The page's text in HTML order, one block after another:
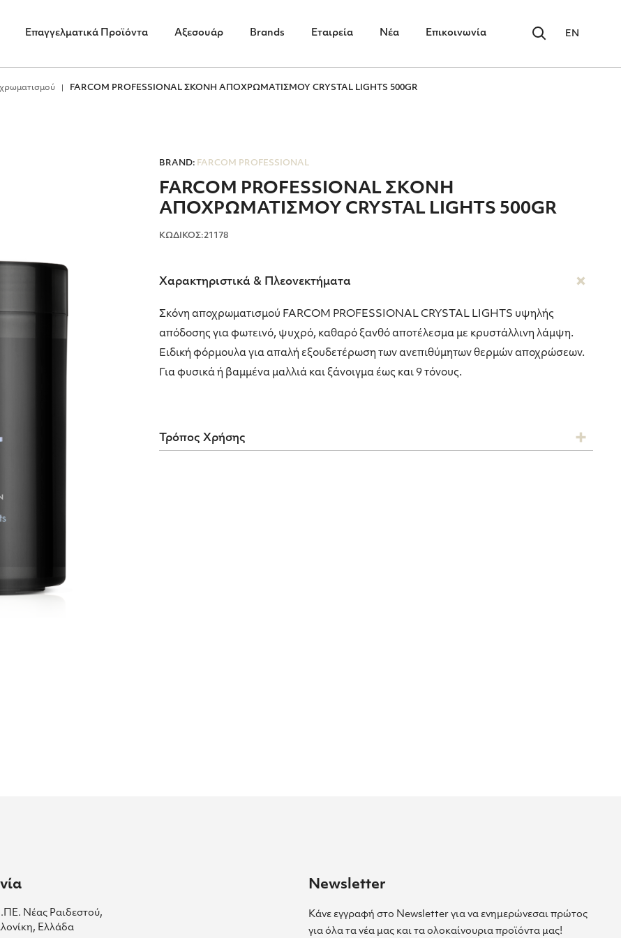
Επαγγελματικά Προϊόντα Αξεσουάρ Brands Εταιρεία Νέα Επικοινωνία EN
FARCOM PROFESSIONAL ΣΚΟΝΗ ΑΠΟΧΡΩΜΑΤΙΣΜΟΥ CRYSTAL LIGHTS 500GR
BRAND: FARCOM PROFESSIONAL
FARCOM PROFESSIONAL ΣΚΟΝΗ
ΑΠΟΧΡΩΜΑΤΙΣΜΟΥ CRYSTAL LIGHTS 500GR
ΚΩΔΙΚΟΣ:21178
Χαρακτηριστικά & Πλεονεκτήματα
Σκόνη αποχρωματισμού FARCOM PROFESSIONAL CRYSTAL LIGHTS υψηλής
απόδοσης για φωτεινό, ψυχρό, καθαρό ξανθό αποτέλεσμα με κρυστάλλινη λάμψη.
Ειδική φόρμουλα για απαλή εξουδετέρωση των ανεπιθύμητων θερμών αποχρώσεων.
Για φυσικά ή βαμμένα μαλλιά και ξάνοιγμα έως και 9 τόνους.
Τρόπος Χρήσης
Νέας Ραιδεστού,
Ελλάδα
Newsletter
Κάνε εγγραφή στο Newsletter για να ενημερώνεσαι πρώτος
για όλα τα νέα μας και τα ολοκαίνουρια προϊόντα μας!